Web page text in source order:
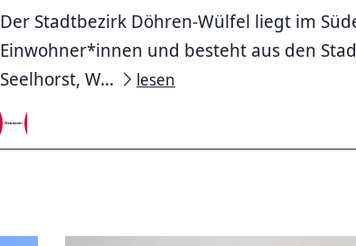
Der Stadtbezirk Döhren-Wülfel liegt im
Einwohner*innen und besteht aus den
Seelhorst, W...
lesen